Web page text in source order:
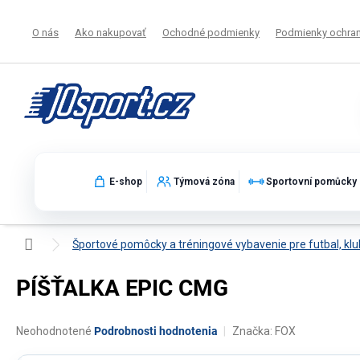
O nás Ako nakupovať Ochodné podmienky Podmienky
E-shop Týmová zóna Sportovní pomůcky
DomovŠportové pomôcky a tréningové vybavenie pre futbal,
PÍŠŤALKA EPIC CMG
Priemerné
Neohodnotené Podrobnosti hodnotenia Značka: FOX